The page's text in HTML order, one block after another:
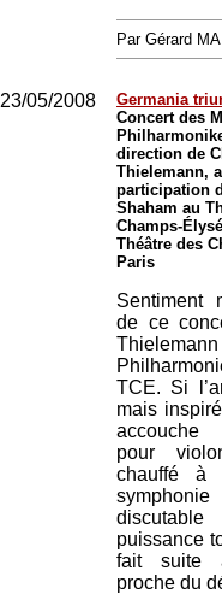
Par Gérard
23/05/2008
Germania
Concert des
direction de
Thielemann,
participation
Shaham au
Champs-
Théâtre des
Paris
Sentiment
de ce
TCE. Si
mais
accouche
pour
chauffé à
puissance
fait suite
proche du